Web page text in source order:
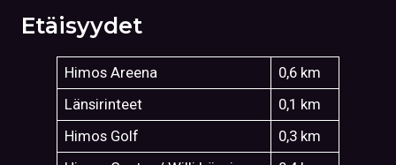
Etäisyydet
Himos Areena
0,6 km
Länsirinteet
0,1 km
Himos Golf
0,3 km